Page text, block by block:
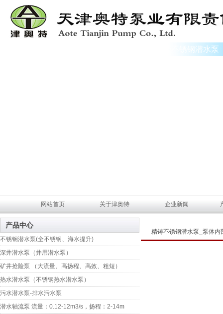
不锈钢潜水泵
网站首页 关于津奥特 企业新闻
产品中心
不锈钢潜水泵(全不锈钢、海水提升)
深井潜水泵（井用潜水泵）
矿井抢险泵 （大流量、高扬程、高效、粗短）
热水潜水泵（不锈钢热水潜水泵）
污水潜水泵-排水污水泵
潜水轴流泵 流量：0.12-12m3/s，扬程：2-14m
精铸不锈钢潜水泵_泵体内